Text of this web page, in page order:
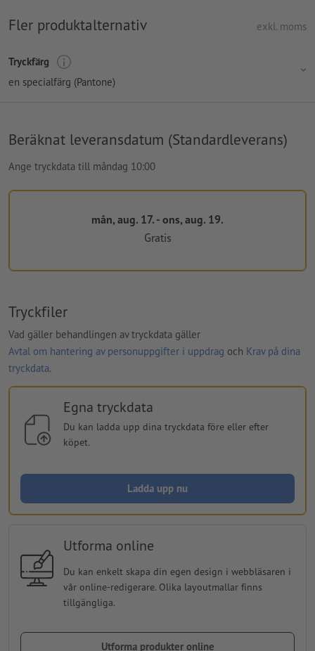
Fler produktalternativ exkl. moms
Tryckfärg
en specialfärg (Pantone)
Beräknat leveransdatum (Standardleverans)
Ange tryckdata till måndag 10:00
mån, aug. 17. - ons, aug. 19.
Gratis
Tryckfiler
Vad gäller behandlingen av tryckdata gäller
Avtal om hantering av personuppgifter i uppdrag och Krav på dina
tryckdata.
Egna tryckdata
Du kan ladda upp dina tryckdata före eller efter
köpet.
Ladda upp nu
Utforma online
Du kan enkelt skapa din egen design i webbläsaren i
vår online-redigerare. Olika layoutmallar finns
tillgängliga.
Utforma produkter online